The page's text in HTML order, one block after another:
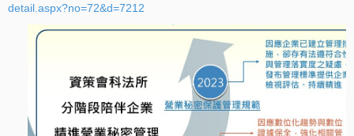
detail.aspx?no=72&d=7212